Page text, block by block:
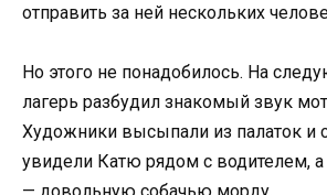
отправить за ней нескольких
Но этого не понадобилось. На
лагерь разбудил знакомый звук
Художники высыпали из палаток и
увидели Катю рядом с водителем,